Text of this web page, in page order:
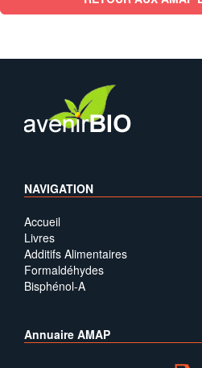
NAVIGATION
Accueil
Livres
Additifs Alimentaires
Formaldéhydes
Bisphénol-A
Annuaire AMAP